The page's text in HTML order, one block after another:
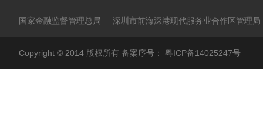
国家金融监督管理总局 深圳市前海深港现代服务业合作区管理局
Copyright © 2014 版权所有 备案序号： 粤ICP备14025247号